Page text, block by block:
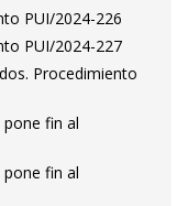
PUI/2024-226
PUI/2024-227
Procedimiento
fin al
fin al